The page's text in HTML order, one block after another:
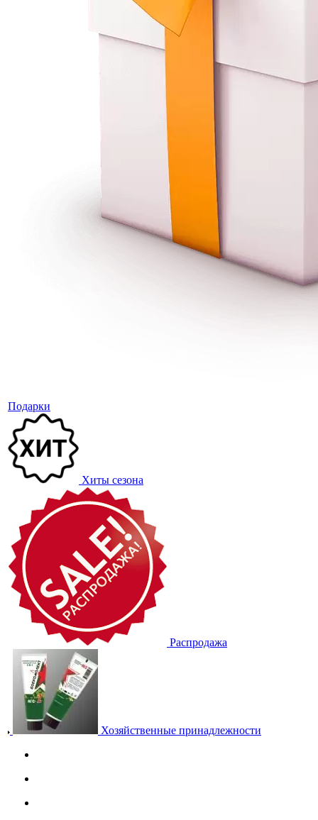
Подарки
Хиты сезона
Распродажа
Хозяйственные принадлежности